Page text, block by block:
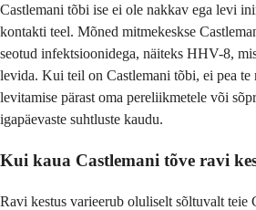
Castlemani tõbi ise ei ole nakkav ega levi
kontakti teel. Mõned mitmekeskse
seotud infektsioonidega, näiteks HHV-8,
levida. Kui teil on Castlemani tõbi, ei pea te
levitamise pärast oma pereliikmetele või
igapäevaste suhtluste kaudu.
Kui kaua Castlemani tõve ravi
Ravi kestus varieerub oluliselt sõltuvalt teie